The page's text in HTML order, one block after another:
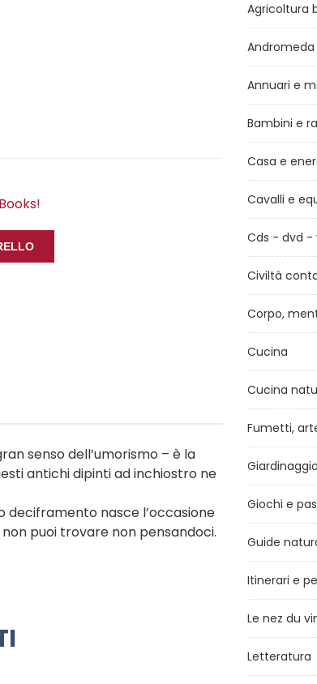
senso dell’umorismo – è la
antichi dipinti ad inchiostro ne
deciframento nasce l’occasione
puoi trovare non pensandoci.
Agricoltura
Andromeda
Annuari e
Bambini e
Casa e
Cavalli e
Cds - dvd -
Civiltà
Corpo,
Cucina
Cucina
Fumetti,
Giardinaggio
Giochi e
Guide
Itinerari e
Le nez du
Letteratura